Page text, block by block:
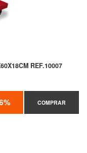
REF.10007
COMPRAR